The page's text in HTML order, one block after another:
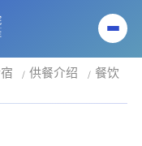
供餐介绍
餐饮